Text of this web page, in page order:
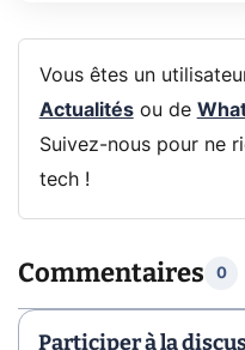
Vous êtes un
Actualitésou de
Suivez-nous pour ne
tech !
Commentaires 0
Participer à la